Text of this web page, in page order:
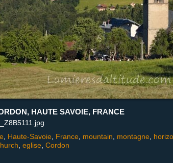
HAUTE SAVOIE, FRANCE
_Z8B5111.jpg
Haute-Savoie France mountain montagne
eglise Cordon